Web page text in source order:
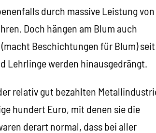
durch massive Leistung von
Doch hängen am Blum auch
Beschichtungen für Blum) seit
Lehrlinge werden hinausgedrängt.
relativ gut bezahlten
hundert Euro, mit denen sie die
derart normal, dass bei aller